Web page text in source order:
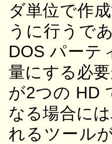
ダ単位で作
うに行うで
DOS パーテ
量にする必
が2つの HD
なる場合に
れるツール